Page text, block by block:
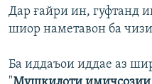
Дар ғайри ин, гуфтанд
шиор наметавон ба
Ба иддаъои иддае аз